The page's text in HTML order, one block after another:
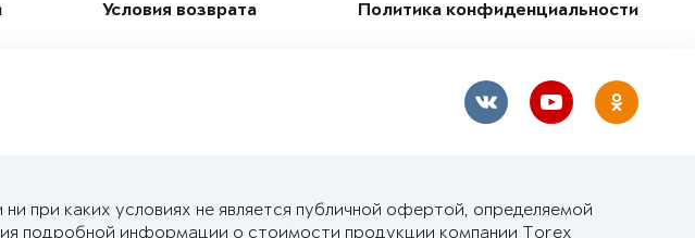
Условия возврата Политика конфиденциальности
при каких условиях не является публичной офертой, определяемой
подробной информации о стоимости продукции компании Torex